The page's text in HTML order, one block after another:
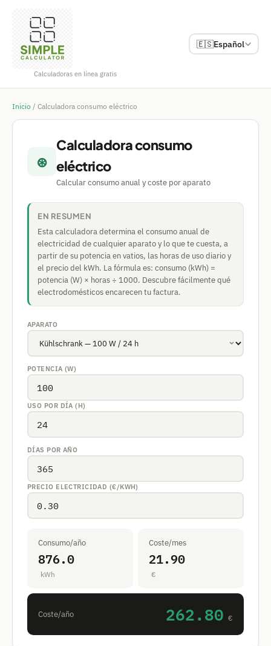
Calculadoras en línea gratis
🇪🇸Español
Inicio / Calculadora consumo eléctrico
⊛
Calculadora consumo
eléctrico
Calcular consumo anual y coste por aparato
EN RESUMEN
Esta calculadora determina el consumo anual de
electricidad de cualquier aparato y lo que te cuesta, a
partir de su potencia en vatios, las horas de uso diario y
el precio del kWh. La fórmula es: consumo (kWh) =
potencia (W) × horas ÷ 1000. Descubre fácilmente qué
electrodomésticos encarecen tu factura.
APARATO
POTENCIA (W)
USO POR DÍA (H)
DÍAS POR AÑO
PRECIO ELECTRICIDAD (€/KWH)
Consumo/año
876.0
kWh
Coste/mes
21.90
€
Coste/año 262.80 €